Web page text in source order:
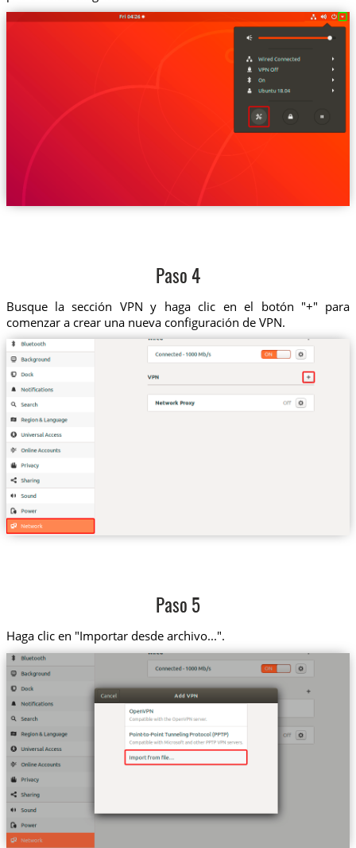
Paso 4
Busque la sección VPN y haga clic en el botón "+" para
comenzar a crear una nueva configuración de VPN.
Paso 5
Haga clic en "Importar desde archivo...".